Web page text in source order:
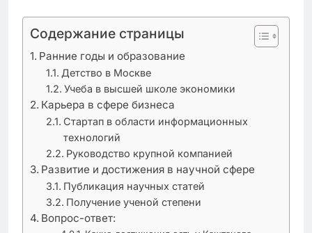
Содержание страницы
Ранние годы и образование
Детство в Москве
Учеба в высшей школе экономики
Карьера в сфере бизнеса
Стартап в области информационных
технологий
Руководство крупной компанией
Развитие и достижения в научной сфере
Публикация научных статей
Получение ученой степени
Вопрос-ответ: